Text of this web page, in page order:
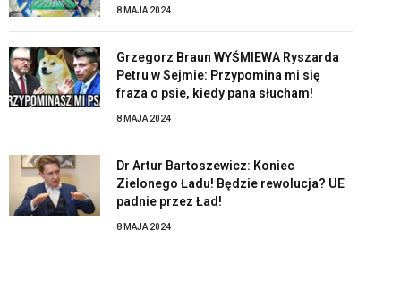
8 MAJA 2024
Grzegorz Braun WYŚMIEWA Ryszarda
Petru w Sejmie: Przypomina mi się
fraza o psie, kiedy pana słucham!
8 MAJA 2024
Dr Artur Bartoszewicz: Koniec
Zielonego Ładu! Będzie rewolucja? UE
padnie przez Ład!
8 MAJA 2024